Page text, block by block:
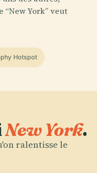
“New York” veut
Hotspot
New York.
ralentisse le